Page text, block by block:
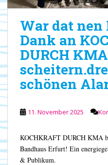
War dat nen
Dank an
DURCH
schönen
11. November 2025
KOCHKRAFT DURCH KMA
Bandhaus Erfurt! Ein
& Publikum.